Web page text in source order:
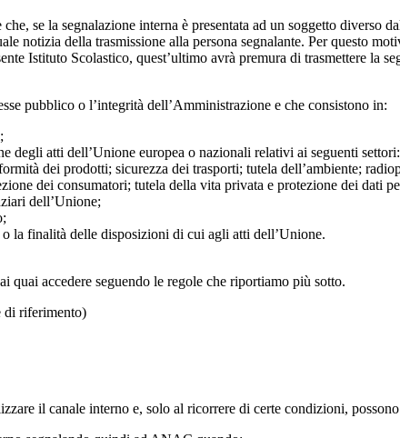
se la segnalazione interna è presentata ad un soggetto diverso
notizia della trasmissione alla persona segnalante. Per questo
Istituto Scolastico, quest’ultimo avrà premura di trasmettere la
pubblico o l’integrità dell’Amministrazione e che consistono in:
degli atti dell’Unione europea o nazionali relativi ai seguenti
dei prodotti; sicurezza dei trasporti; tutela dell’ambiente;
dei consumatori; tutela della vita privata e protezione dei dati
dell’Unione;
la finalità delle disposizioni di cui agli atti dell’Unione.
quai accedere seguendo le regole che riportiamo più sotto.
di riferimento)
il canale interno e, solo al ricorrere di certe condizioni,